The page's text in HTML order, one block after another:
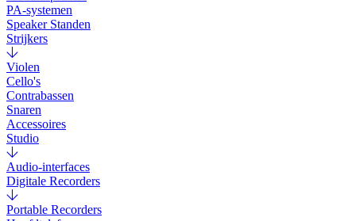
PA-systemen
Speaker Standen
Strijkers
Violen
Cello's
Contrabassen
Snaren
Accessoires
Studio
Audio-interfaces
Digitale Recorders
Portable Recorders